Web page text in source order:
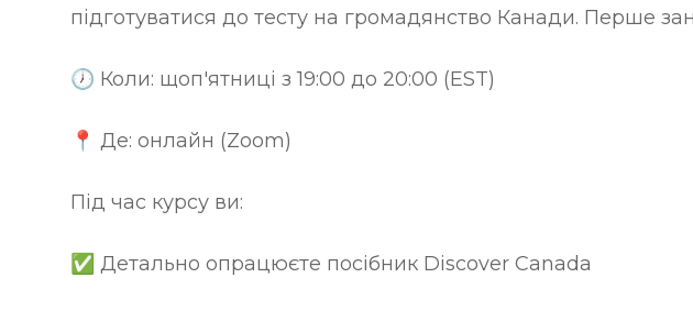
підготуватися до тесту на громадянство Канади. Перше
🕖 Коли: щоп'ятниці з 19:00 до 20:00 (EST)
📍 Де: онлайн (Zoom)
Під час курсу ви:
✅ Детально опрацюєте посібник Discover Canada